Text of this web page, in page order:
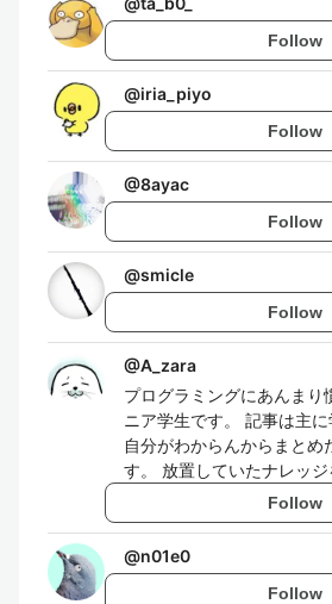
Follow
@iria_piyo
Follow
@8ayac
Follow
@smicle
Follow
@A_zara
プログラミングにあんまり
ニア学生です。 記事は主
自分がわからんからまとめ
す。 放置していたナレッ
Follow
@n01e0
Follow